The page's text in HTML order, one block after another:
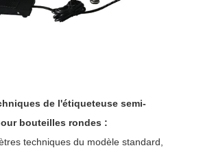
de l'étiqueteuse semi-
bouteilles rondes :
techniques du modèle standard,